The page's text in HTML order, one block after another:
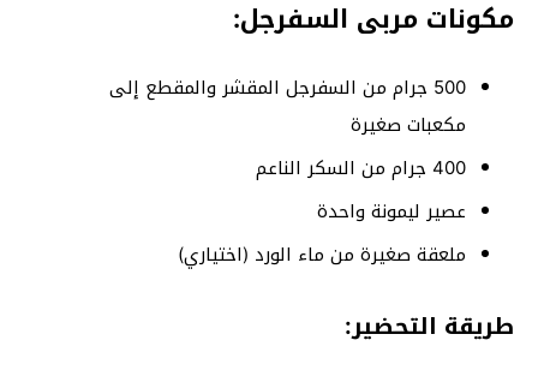
مكونات مربى السفرجل:
500 جرام من السفرجل المقشر والمقطع إلى
مكعبات صغيرة
400 جرام من السكر الناعم
عصير ليمونة واحدة
ملعقة صغيرة من ماء الورد (اختياري)
طريقة التحضير: